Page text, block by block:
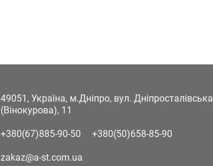
49051, Україна, м.Дніпро, вул. Дніпросталівська
(Вінокурова), 11
+380(67)885-90-50 +380(50)658-85-90
zakaz@a-st.com.ua